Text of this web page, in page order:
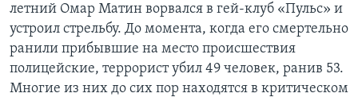
летний Омар Матин ворвался в гей-клуб «Пульс» и
устроил стрельбу. До момента, когда его смертельно
ранили прибывшие на место происшествия
полицейские, террорист убил 49 человек, ранив 53.
Многие из них до сих пор находятся в критическом